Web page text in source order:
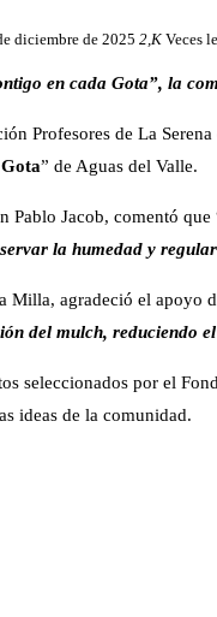
diciembre de 2025 2,K Veces
en cada Gota”, la
Profesores de La
” de Aguas del Valle.
Pablo Jacob, comentó que
la humedad y
Milla, agradeció el apoyo
del mulch, reduciendo
seleccionados por el
ideas de la comunidad.